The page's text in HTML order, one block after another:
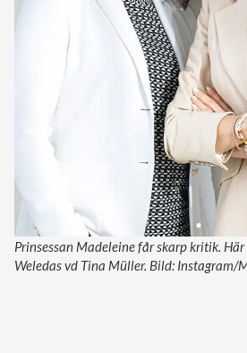
Prinsessan Madeleine får skarp kritik.
Weledas vd Tina Müller. Bild: Instagram/